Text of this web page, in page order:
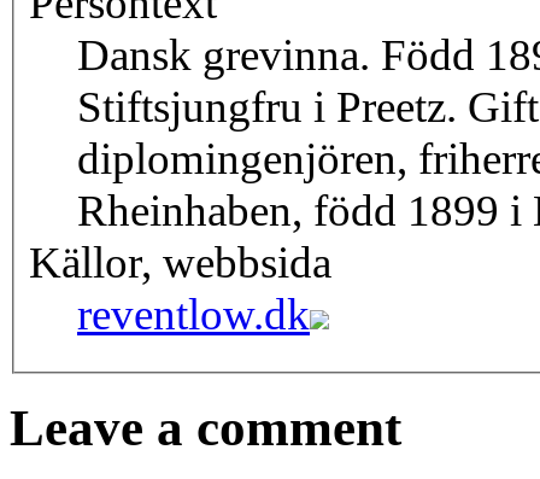
Dansk grevinna. Född
Stiftsjungfru i Preetz.
diplomingenjören,
Rheinhaben, född 1899 i
Källor, webbsida
reventlow.dk
Leave a comment